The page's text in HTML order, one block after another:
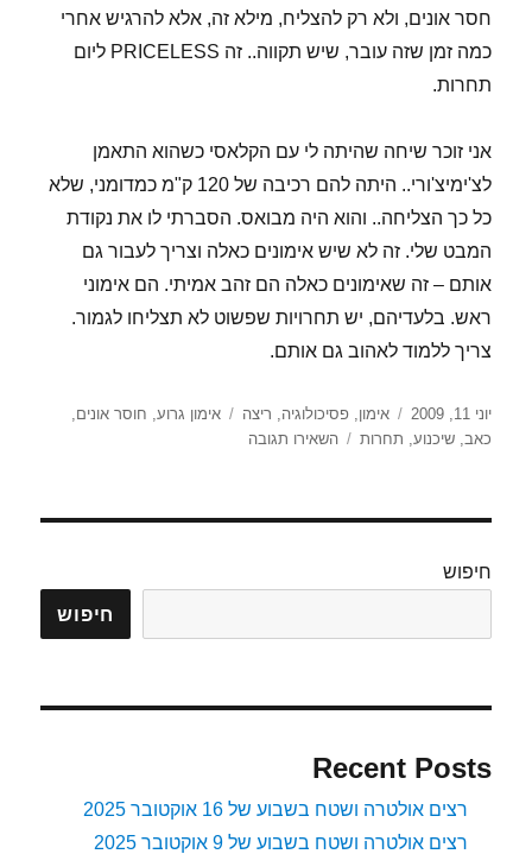
חסר אונים, ולא רק להצליח, מילא זה, אלא להרגיש אחרי
כמה זמן שזה עובר, שיש תקווה.. זה PRICELESS ליום
תחרות.
אני זוכר שיחה שהיתה לי עם הקלאסי כשהוא התאמן
לצ'ימיצ'ורי.. היתה להם רכיבה של 120 ק"מ כמדומני, שלא
כל כך הצליחה.. והוא היה מבואס. הסברתי לו את נקודת
המבט שלי. זה לא שיש אימונים כאלה וצריך לעבור גם
אותם – זה שאימונים כאלה הם זהב אמיתי. הם אימוני
ראש. בלעדיהם, יש תחרויות שפשוט לא תצליחו לגמור.
צריך ללמוד לאהוב גם אותם.
פורסם
בתאריך
יוני 11, 2009 קטגוריות
אימון,פסיכולוגיה, ריצה תגיות
אימון גרוע, חוסר אונים,
כאב,שיכנוע, תחרות השאירו תגובה
חיפוש
חיפוש
Recent Posts
רצים אולטרה ושטח בשבוע של 16 אוקטובר 2025
רצים אולטרה ושטח בשבוע של 9 אוקטובר 2025